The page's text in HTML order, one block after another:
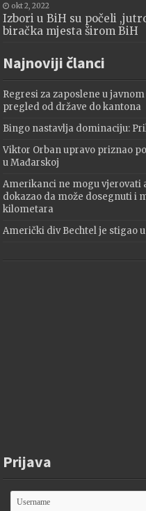
okt 2, 2022
Izbori u BiH su počeli
biračka mjesta širom BiH
Najnoviji članci
Regresi za zaposlene u
pregled od države do kantona
Bingo nastavlja dominaciju:
Viktor Orban upravo priznao
u Mađarskoj
Amerikanci ne mogu vjerovati
dokazao da može dosegnuti i
kilometara
Američki div Bechtel je stigao
Prijava